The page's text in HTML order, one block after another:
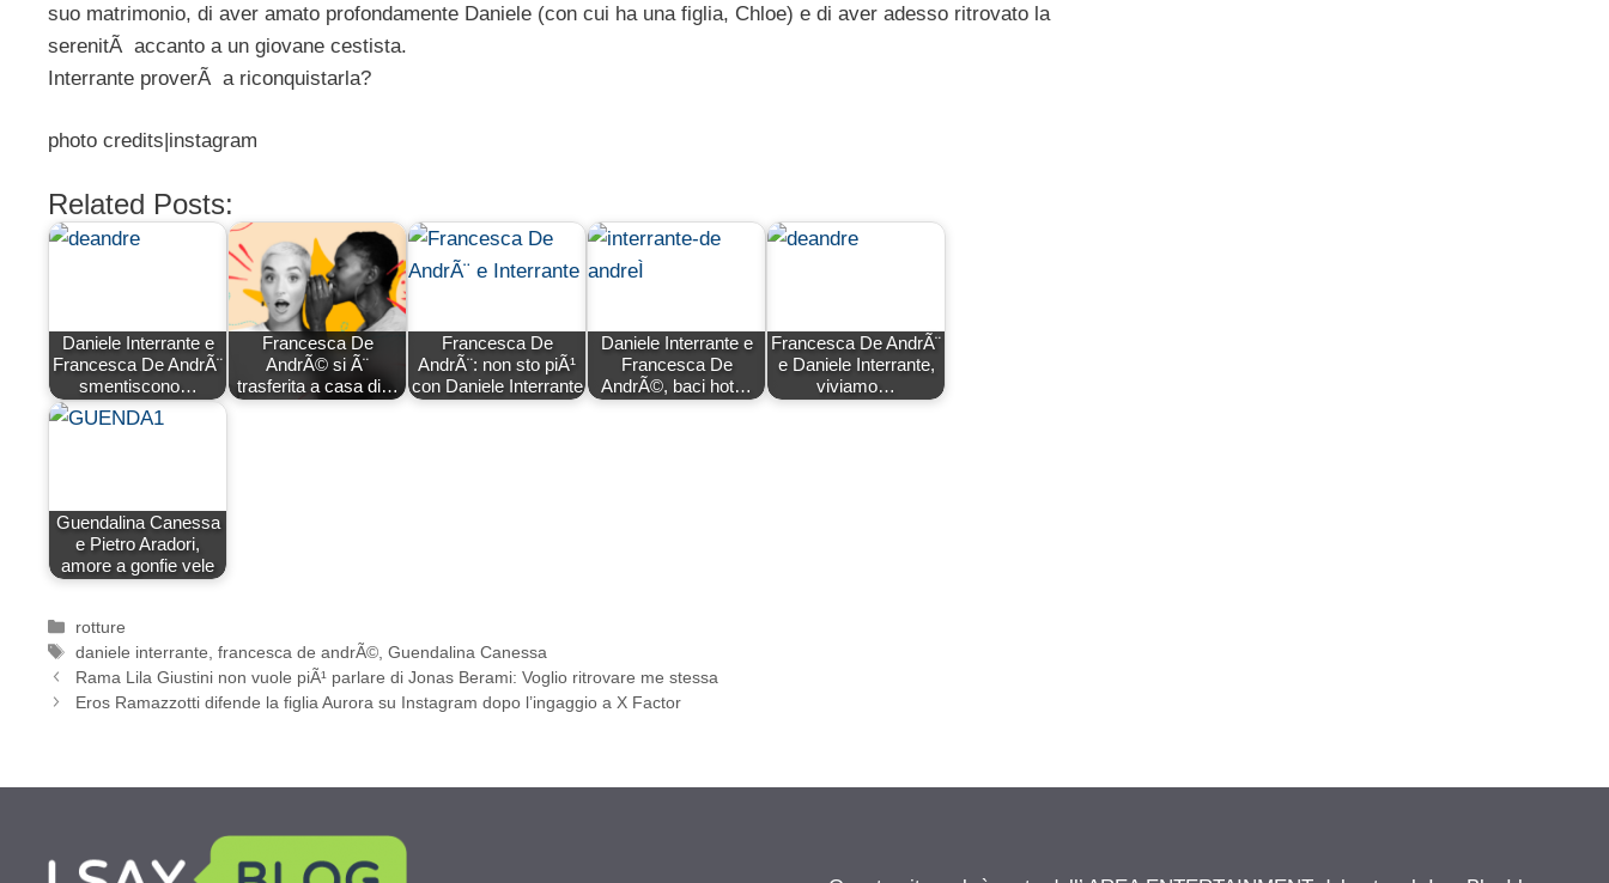
suo matrimonio, di aver amato profondamente Daniele (con cui ha una figlia, Chloe) e di aver adesso ritrovato la
serenitÃ accanto a un giovane cestista.
Interrante proverÃ a riconquistarla?
photo credits|instagram
Related Posts:
Daniele Interrante e
Francesca De AndrÃ¨
smentiscono…
Francesca De
AndrÃ© si Ã¨
trasferita a casa di…
Francesca De
AndrÃ¨: non sto piÃ¹
con Daniele Interrante
Daniele Interrante e
Francesca De
AndrÃ©, baci hot…
Francesca De AndrÃ¨
e Daniele Interrante,
viviamo…
Guendalina Canessa
e Pietro Aradori,
amore a gonfie vele
Categorie
rotture
Tag
daniele interrante ,francesca de andrÃ© ,Guendalina Canessa
Rama Lila Giustini non vuole piÃ¹ parlare di Jonas Berami: Voglio ritrovare me stessa
Eros Ramazzotti difende la figlia Aurora su Instagram dopo l’ingaggio a X Factor